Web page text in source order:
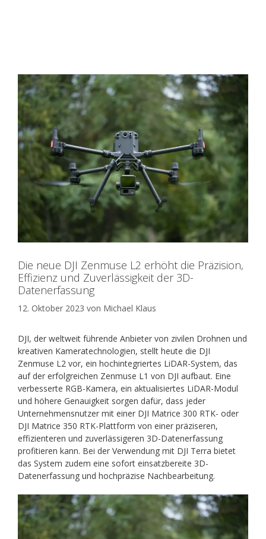
Die neue DJI Zenmuse L2 erhöht die Präzision,
Effizienz und Zuverlässigkeit der 3D-
Datenerfassung
12. Oktober 2023 von Michael Klaus
DJI, der weltweit führende Anbieter von zivilen Drohnen und
kreativen Kameratechnologien, stellt heute die DJI
Zenmuse L2 vor, ein hochintegriertes LiDAR-System, das
auf der erfolgreichen Zenmuse L1 von DJI aufbaut. Eine
verbesserte RGB-Kamera, ein aktualisiertes LiDAR-Modul
und höhere Genauigkeit sorgen dafür, dass jeder
Unternehmensnutzer mit einer DJI Matrice 300 RTK- oder
DJI Matrice 350 RTK-Plattform von einer präziseren,
effizienteren und zuverlässigeren 3D-Datenerfassung
profitieren kann. Bei der Verwendung mit DJI Terra bietet
das System zudem eine sofort einsatzbereite 3D-
Datenerfassung und hochpräzise Nachbearbeitung.